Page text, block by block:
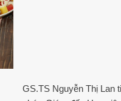
GS.TS Nguyễn Thị Lan